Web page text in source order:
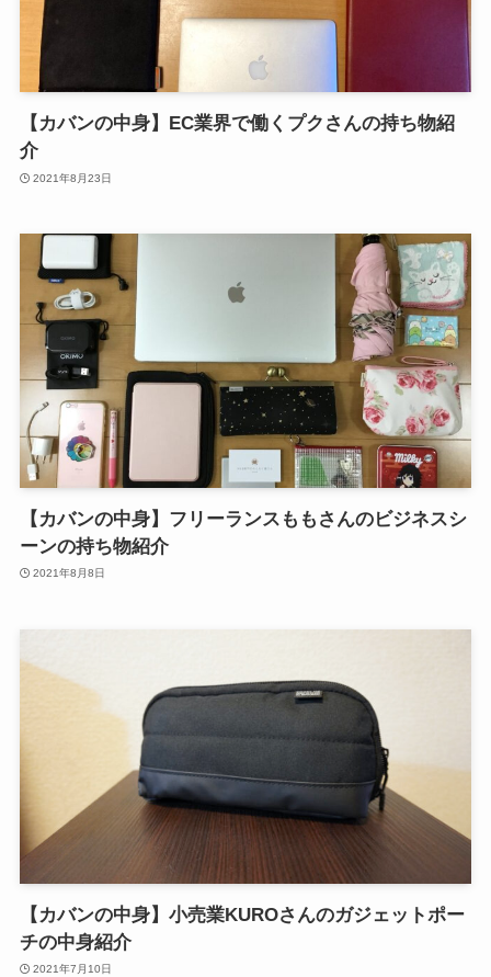
【カバンの中身】EC業界で働くプクさんの持ち物紹
介
2021年8月23日
【カバンの中身】フリーランスももさんのビジネスシ
ーンの持ち物紹介
2021年8月8日
【カバンの中身】小売業KUROさんのガジェットポー
チの中身紹介
2021年7月10日